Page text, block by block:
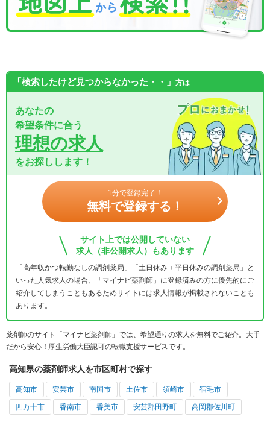
「検索したけど見つからなかった・・」 方は
あなたの
希望条件に合う
理想の求人
をお探しします！
1分で登録完了！
無料で登録する！
サイト上では公開していない
求人（非公開求人）もあります
「高年収かつ転勤なしの調剤薬局」「土日休み＋平日休みの調剤薬局」と
いった人気求人の場合、「マイナビ薬剤師」に登録済みの方に優先的にご
紹介してしまうこともあるためサイトには求人情報が掲載されないことも
あります。
薬剤師のサイト「マイナビ薬剤師」では、希望通りの求人を無料でご紹介。大手
だから安心！厚生労働大臣認可の転職支援サービスです。
高知県の薬剤師求人を市区町村で探す
高知市 安芸市 南国市 土佐市 須崎市 宿毛市
四万十市 香南市 香美市 安芸郡田野町 高岡郡佐川町